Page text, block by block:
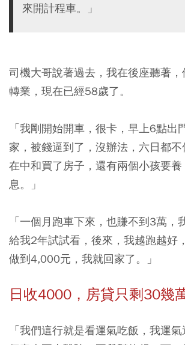
來開計程車。」
司機大哥說著過去，我在後座聽著
轉業，現在已經58歲了。
「我剛開始開車，很卡，早上6點出
家，被錢逼到了，沒辦法，六日都
在中和買了房子，還有兩個小孩要
息。」
「一個月跑車下來，也賺不到3萬，
給我2年試試看，後來，我越跑越好
做到4,000元，我就回家了。」
日收4000，房貸只剩30幾
「我們這行就是看運氣吃飯，我運